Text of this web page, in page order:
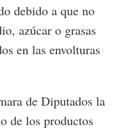
debido a que no
azúcar o grasas
en las envolturas
de Diputados la
de los productos